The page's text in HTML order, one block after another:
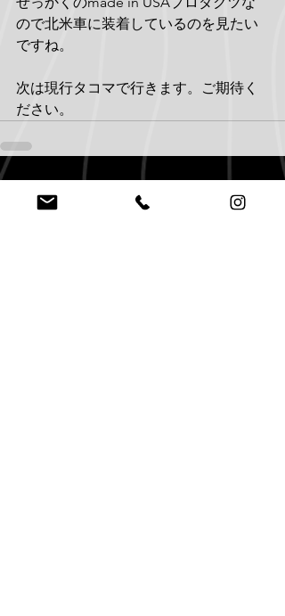
ので北米車に装着しているのを見たい
ですね。
次は現行タコマで行きます。ご期待く
ださい。
最新記事 すべて表示